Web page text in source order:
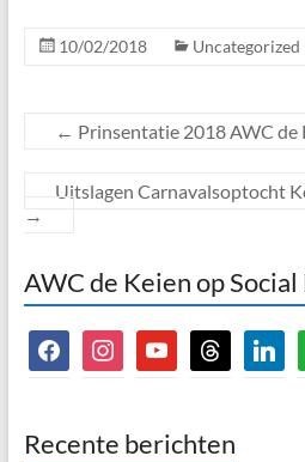
10/02/2018 Uncategorized
← Prinsentatie 2018 AWC de
Uitslagen Carnavalsoptocht
→
AWC de Keien op
facebookinstagramyoutubethreads
Recente berichten